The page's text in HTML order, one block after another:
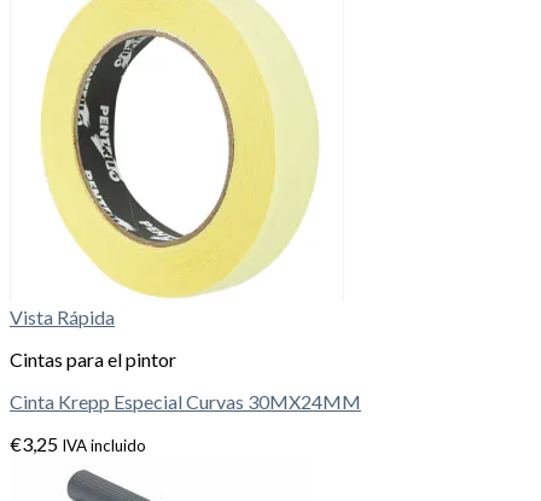
Vista Rápida
Cintas para el pintor
Cinta Krepp Especial Curvas 30MX24MM
€3,25 IVA incluido